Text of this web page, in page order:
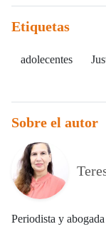
Etiquetas
adolecentes
Sobre el autor
Periodista y